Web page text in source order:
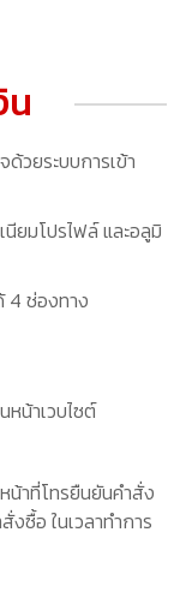
น
วยระบบการเข้า
ยมโปรไฟล์ และอลูมิ
4 ช่องทาง
หน้าเวบไซต์
น้าที่โทรยืนยันคำสั่ง
ซื้อ ในเวลาทำการ